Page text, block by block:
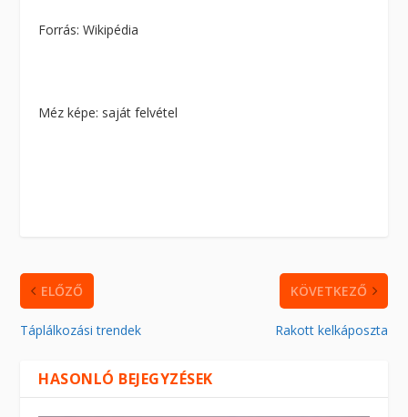
Forrás: Wikipédia
Méz képe: saját felvétel
ELŐZŐ
Táplálkozási trendek
KÖVETKEZŐ
Rakott kelkáposzta
HASONLÓ BEJEGYZÉSEK